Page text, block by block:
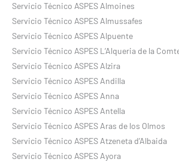
Servicio Técnico ASPES Almoines
Servicio Técnico ASPES Almussafes
Servicio Técnico ASPES Alpuente
Servicio Técnico ASPES L’Alqueria de la
Servicio Técnico ASPES Alzira
Servicio Técnico ASPES Andilla
Servicio Técnico ASPES Anna
Servicio Técnico ASPES Antella
Servicio Técnico ASPES Aras de los Olmos
Servicio Técnico ASPES Atzeneta d’Albaida
Servicio Técnico ASPES Ayora